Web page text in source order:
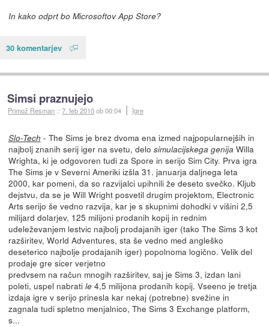
In kako odprt bo Microsoftov App Store?
30 komentarjev
Simsi praznujejo
Primož Resman ::7. feb 2010ob 00:04 Igre
Slo-Tech - The Sims je brez dvoma ena izmed najpopularnejših in
najbolj znanih serij iger na svetu, delo simulacijskega genija Willa
Wrighta, ki je odgovoren tudi za Spore in serijo Sim City. Prva igra
The Sims je v Severni Ameriki izšla 31. januarja daljnega leta
2000, kar pomeni, da so razvijalci upihnili že deseto svečko. Kljub
dejstvu, da se je Will Wright posvetil drugim projektom, Electronic
Arts serijo še vedno razvija, kar je s skupnimi dohodki v višini 2,5
milijard dolarjev, 125 milijoni prodanih kopij in rednim
udeleževanjem lestvic najbolj prodajanih iger (tako The Sims 3 kot
razširitev, World Adventures, sta še vedno med angleško
deseterico najbolje prodajanih iger) popolnoma logično. Velik del
prodaje gre sicer verjetno
predvsem na račun mnogih razširitev, saj je Sims 3, izdan lani
poleti, uspel nabrati le4,5 milijona prodanih kopij. Vseeno je tretja
izdaja igre v serijo prinesla kar nekaj (potrebne) svežine in
zagnala tudi spletno menjalnico, The Sims 3 Exchange platform,
s...